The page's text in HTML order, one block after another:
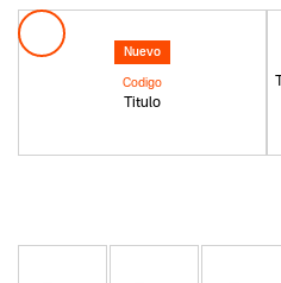
Nuevo
Titulo
Codigo